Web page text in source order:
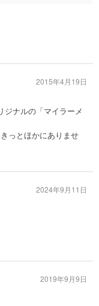
ジナルの「マイラーメ
っとほかにありませ
2015年4月19日
2024年9月11日
2019年9月9日